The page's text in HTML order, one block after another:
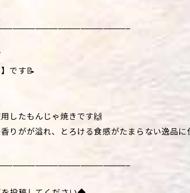
です📝
したもんじゃ焼きです🙌
りがが溢れ、とろける食感がたまらない逸品に